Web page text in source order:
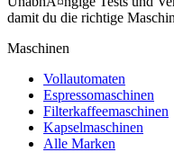
damit du die richtige
Maschinen
Vollautomaten
Espressomaschinen
Filterkaffeemaschinen
Kapselmaschinen
Alle Marken